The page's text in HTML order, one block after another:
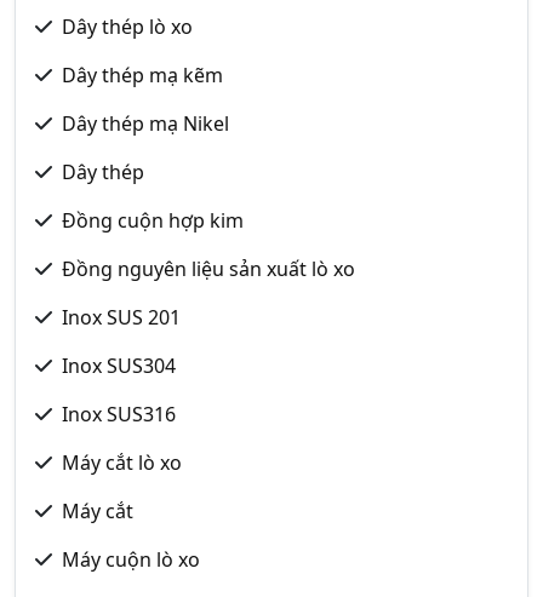
Dây thép lò xo
Dây thép mạ kẽm
Dây thép mạ Nikel
Dây thép
Đồng cuộn hợp kim
Đồng nguyên liệu sản xuất lò xo
Inox SUS 201
Inox SUS304
Inox SUS316
Máy cắt lò xo
Máy cắt
Máy cuộn lò xo